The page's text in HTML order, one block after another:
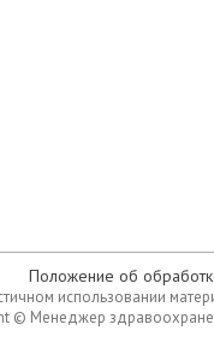
Положение об
использовании
© Менеджер